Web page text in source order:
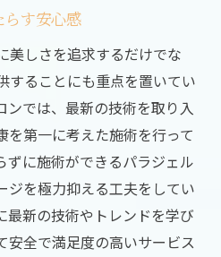
らす安心感
美しさを追求するだけでな
することにも重点を置いてい
ンでは、最新の技術を取り入
を第一に考えた施術を行って
ずに施術ができるパラジェル
ジを極力抑える工夫をしてい
最新の技術やトレンドを学び
安全で満足度の高いサービス